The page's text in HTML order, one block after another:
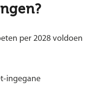
per 2028 voldoen
ingegane